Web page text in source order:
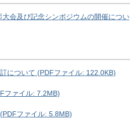
会及び記念シンポジウムの開催につい
について (PDFファイル: 122.0KB)
ファイル: 7.2MB)
ファイル: 5.8MB)